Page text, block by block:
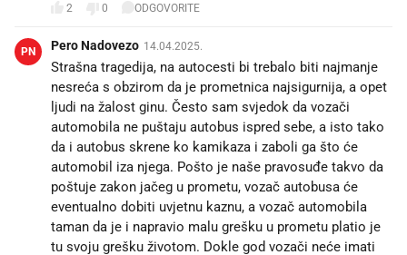
2 0 ODGOVORITE
PN Pero Nadovezo 14.04.2025.
Strašna tragedija, na autocesti bi trebalo biti najmanje
nesreća s obzirom da je prometnica najsigurnija, a opet
ljudi na žalost ginu. Često sam svjedok da vozači
automobila ne puštaju autobus ispred sebe, a isto tako
da i autobus skrene ko kamikaza i zaboli ga što će
automobil iza njega. Pošto je naše pravosuđe takvo da
poštuje zakon jačeg u prometu, vozač autobusa će
eventualno dobiti uvjetnu kaznu, a vozač automobila
taman da je i napravio malu grešku u prometu platio je
tu svoju grešku životom. Dokle god vozači neće imati